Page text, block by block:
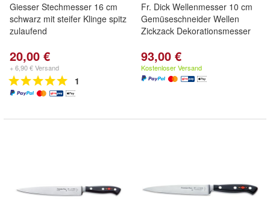
Giesser Stechmesser 16 cm
schwarz mit steifer Klinge spitz
zulaufend
20,00 €
+ 6,90 € Versand
1
Fr. Dick Wellenmesser 10 cm
Gemüseschneider Wellen
Zickzack Dekorationsmesser
93,00 €
Kostenloser Versand